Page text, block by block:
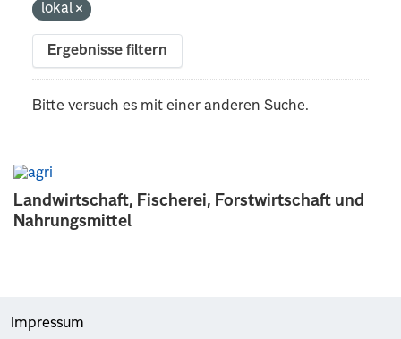
Landwirtschaft, Fischerei, Forstwirtschaft und
Nahrungsmittel
lokal
Ergebnisse filtern
Bitte versuch es mit einer anderen Suche.
Impressum